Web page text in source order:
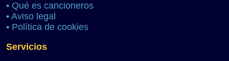
• Qué es cancioneros
• Aviso legal
• Política de cookies
Servicios